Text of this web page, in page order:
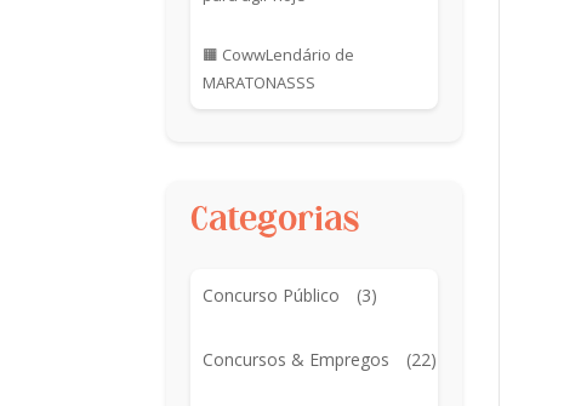
🟧 CowwLendário de
MARATONASSS
Categorias
Concurso Público (3)
Concursos & Empregos (22)